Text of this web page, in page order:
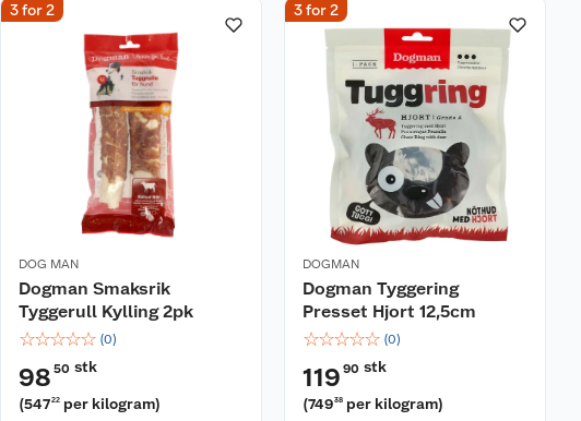
3 for 2
DOG MAN
Dogman Smaksrik
Tyggerull Kylling 2pk
☆☆☆☆☆ (0)
98 50 stk
(54722 per kilogram)
3 for 2
DOGMAN
Dogman Tyggering
Presset Hjort 12,5cm
☆☆☆☆☆ (0)
119 90 stk
(74938 per kilogram)